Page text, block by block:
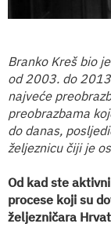
Branko Kreš bio
od 2003. do
najveće
preobrazbama
do danas,
željeznicu čiji je
Od kad ste
procese koji su
željezničara